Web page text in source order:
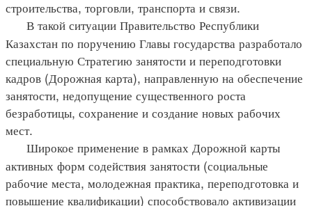
строительства, торговли, транспорта и связи.
В такой ситуации Правительство Республики
Казахстан по поручению Главы государства разработало
специальную Стратегию занятости и переподготовки
кадров (Дорожная карта), направленную на обеспечение
занятости, недопущение существенного роста
безработицы, сохранение и создание новых рабочих
мест.
Широкое применение в рамках Дорожной карты
активных форм содействия занятости (социальные
рабочие места, молодежная практика, переподготовка и
повышение квалификации) способствовало активизации